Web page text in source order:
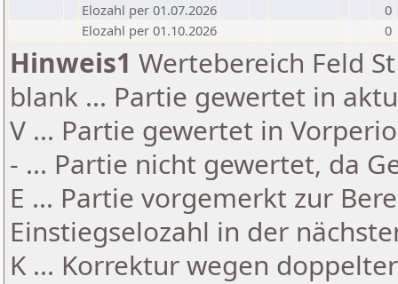
Elozahl per 01.07.2026
0
Elozahl per 01.10.2026
0
Hinweis1 Wertebereich Feld
blank ... Partie gewertet in
V ... Partie gewertet in
- ... Partie nicht gewertet, da
E ... Partie vorgemerkt zur
Einstiegselozahl in der
K ... Korrektur wegen